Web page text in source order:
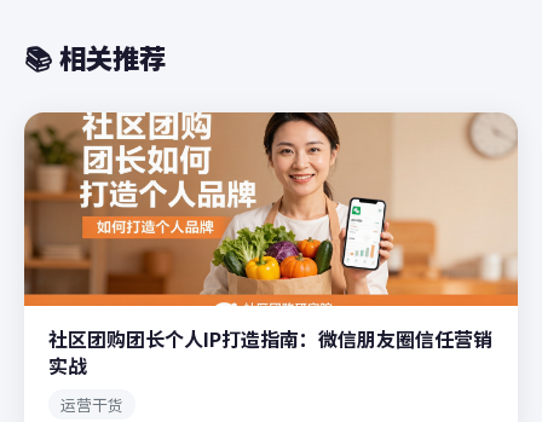
📚 相关推荐
社区团购团长个人IP打造指南：微信朋友圈信任营销
实战
运营干货